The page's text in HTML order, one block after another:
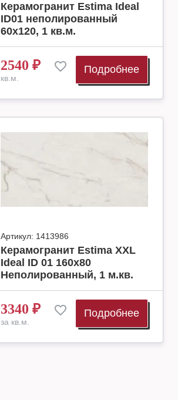
Керамогранит Estima Ideal
ID01 неполированный
60х120, 1 кв.м.
2540 ₽
кв.м.
Подробнее
Артикул: 1413986
Керамогранит Estima XXL
Ideal ID 01 160x80
Неполированный, 1 м.кв.
3340 ₽
за кв.м.
Подробнее